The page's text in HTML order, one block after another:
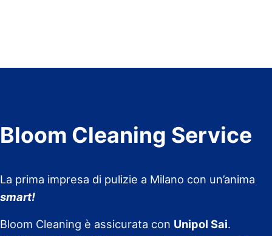
Bloom Cleaning Service
La prima impresa di pulizie a Milano con un’anima
smart!
Bloom Cleaning è assicurata con Unipol Sai.